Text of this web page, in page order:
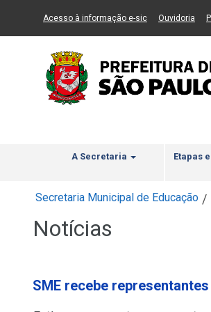
Ir ao Conteúdo Ir para menu principal
Acesso à informação e-sic(Link para um
Ouvidoria
A Secretaria Etapas
Secretaria Municipal de Educação /
Notícias
SME recebe